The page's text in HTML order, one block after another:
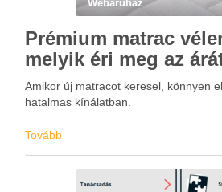
Webáruház
Prémium matrac
melyik éri meg az
Amikor új matracot keresel, könnyen
hatalmas kínálatban.
Tovább